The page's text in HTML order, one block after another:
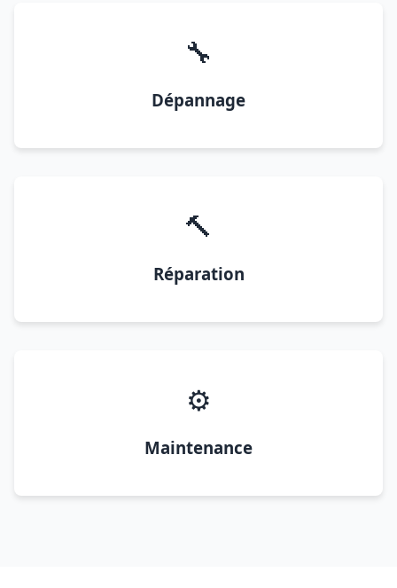
🔧
Dépannage
🔨
Réparation
⚙️
Maintenance